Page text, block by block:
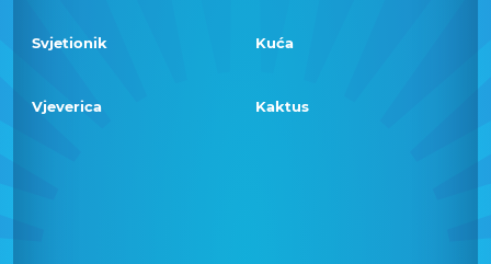
Svjetionik Kuća
Vjeverica Kaktus